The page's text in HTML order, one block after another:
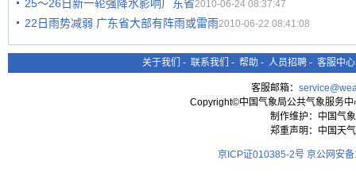
25～26日新一轮强降水影响广东省2010-06-24 08:37:47
22日雨势减弱 广东省大部有阵雨或雷雨2010-06-22 08:41:08
关于我们 - 联系我们 - 帮助 - 人员招聘 - 客服中心
客服邮箱：
Copyright©中国气象局公共气象服务
制作维护：中国气
郑重声明：中国天
京ICP证010385-2号 京公网安